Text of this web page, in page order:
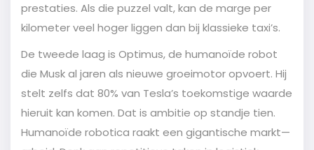
prestaties. Als die puzzel valt, kan de marge per
kilometer veel hoger liggen dan bij klassieke taxi’s.
De tweede laag is Optimus, de humanoïde robot
die Musk al jaren als nieuwe groeimotor opvoert. Hij
stelt zelfs dat 80% van Tesla’s toekomstige waarde
hieruit kan komen. Dat is ambitie op standje tien.
Humanoïde robotica raakt een gigantische markt—